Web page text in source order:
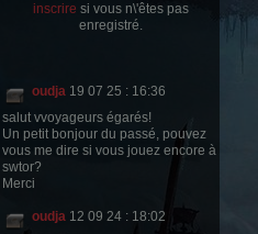
inscrire si vous n\'êtes pas
enregistré.
oudja 19 07 25 : 16:36
salut vvoyageurs égarés!
Un petit bonjour du passé, pouvez
vous me dire si vous jouez encore à
swtor?
Merci
oudja 12 09 24 : 18:02